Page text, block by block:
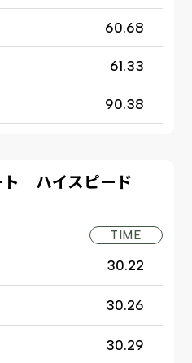
60.68
61.33
90.38
ト ハイスピード
TIME
30.22
30.26
30.29